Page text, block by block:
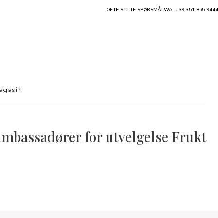
for utvelgelse Frukt
OFTE STILTE SPØRSMÅLWA: +39 351 865 9444